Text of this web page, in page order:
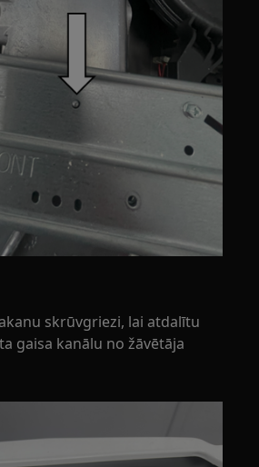
skrūvgriezi, lai atdalītu
gaisa kanālu no žāvētāja